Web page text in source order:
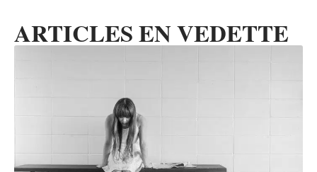
ARTICLES EN VEDETTE